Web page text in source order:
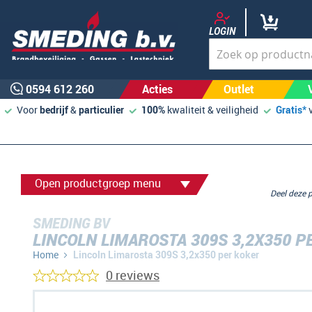
LOGIN
0594 612 260 Acties Outlet
Voorbedrijf&particulier 100% kwaliteit & veiligheid Gratis*
Open productgroep menu
SMEDING BV
LINCOLN LIMAROSTA 309S 3,2X350
Home Lincoln Limarosta 309S 3,2x350 per koker
Deel
0 reviews
Ga